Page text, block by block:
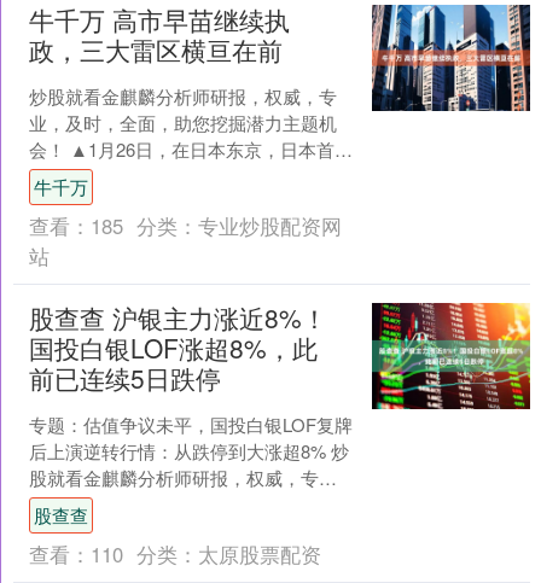
牛千万 高市早苗继续执
政，三大雷区横亘在前
炒股就看金麒麟分析师研报，权威，专
业，及时，全面，助您挖掘潜力主题机
会！ ▲1月26日，在日本东京，日本首
相、执政党自民党总裁高市早苗在党首
辩论会上发言。图/新....
牛千万
查看： 185 分类： 专业炒股配资网
站
股查查 沪银主力涨近8%！
国投白银LOF涨超8%，此
前已连续5日跌停
专题：估值争议未平，国投白银LOF复牌
后上演逆转行情：从跌停到大涨超8% 炒
股就看金麒麟分析师研报，权威，专
业，及时，全面，助您挖掘潜力主题机
会！ 每经编辑|毕....
股查查
查看： 110 分类： 太原股票配资